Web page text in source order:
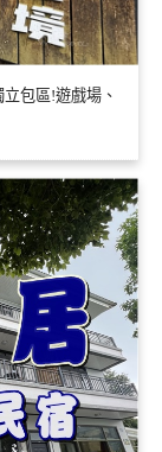
包區!遊戲場、